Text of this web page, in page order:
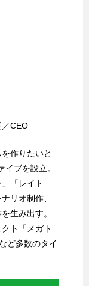
CEO
作りたいと
ブを設立。
「レイト
リオ制作、
生み出す。
ト「メガト
ど多数のタイ